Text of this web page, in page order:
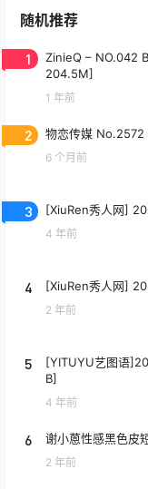
随机推荐
1
ZinieQ – NO.042
204.5M]
1 年前
2 物恋传媒 No.2572
6 个月前
3 [XiuRen秀人网]
4 年前
4 [XiuRen秀人网]
2 年前
5
[YITUYU艺图语
B]
4 年前
6 谢小蒽性感黑色皮
2 年前